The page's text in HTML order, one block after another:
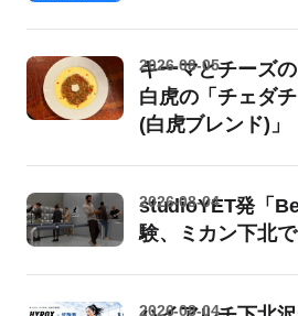
キーマとチーズの
白虎の「チェダ
(白虎ブレンド)」
2026-08-05
studioYET発「
験、ミカン下北
2026-08-04
2026-08-04